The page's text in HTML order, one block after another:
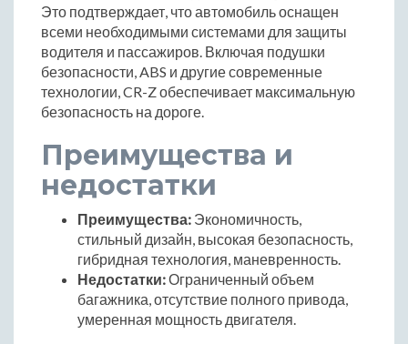
Это подтверждает, что автомобиль оснащен
всеми необходимыми системами для защиты
водителя и пассажиров. Включая подушки
безопасности, ABS и другие современные
технологии, CR-Z обеспечивает максимальную
безопасность на дороге.
Преимущества и
недостатки
Преимущества: Экономичность,
стильный дизайн, высокая безопасность,
гибридная технология, маневренность.
Недостатки:Ограниченный объем
багажника, отсутствие полного привода,
умеренная мощность двигателя.